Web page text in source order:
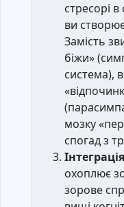
стресорі
ви
Замість
біжи»
система),
мозку
спогад з
охоплює
зорове